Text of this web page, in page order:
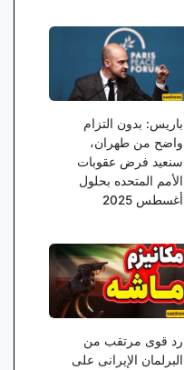
باریس: بدون التزام
واضح من طهران،
سنعید فرض عقوبات
الأمم المتحده بحلول
أغسطس 2025
رد قوی مرتقب من
البرلمان الإیرانی على